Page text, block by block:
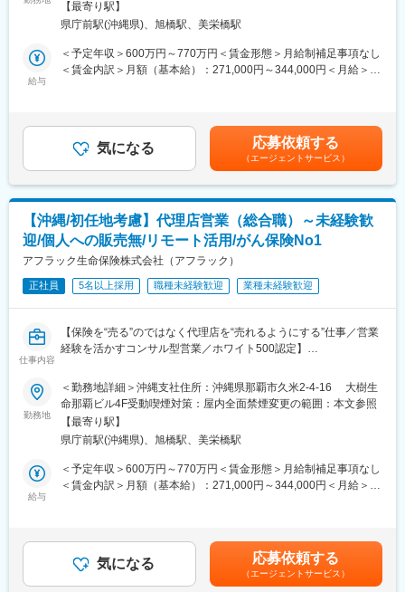
◆収入モデル：
「実績連動手当」「分配後手数料」「初動期手当（1年目のみ）」
の3つで構成。
支給される仕組みです。
応等、
担当者が1対1でフォローし、状況に合わせて丁寧にサポートしま
す。
◎自由な働き方 × 既契約者中心の安心営業
「家庭と両立しながら収入を確保したい」
「もう一度働きたいけど、無理のないスタートにしたい」
そんな方に最適なポジションです。
変更の範囲：会社の定める業務
行っていただけます。
■業務内容
アフラック商品を扱う代理店がお客様により良い保険提案ができ
るよう、販売促進や経営課題解決のためのコンサルティング営業
す。
■業務詳細
・同業他社やマーケット動向の分析
・保険契約事務に関する各種業務
※土日の対応について：
営業宛てに電話がかかってくることもありますが、代理店向け一
次受けのコールセンターを設置しています
【変更の範囲：会社の定める業務】
※会社が出向を指示した場合は出向先の定める業務となります
■評価制度
評価は「業績貢献評価」と「行動評価」に分かれています。
評価と報酬は連動しており、「業績貢献評価」は短期業績賞与、
賞与は年に3回あり、6月、12月賞与は固定ですが、3月の短期業
績賞与は全社業績と個人業績で変動します。
賞与の総支給月数は、およそ7.2～8.5か月となります。
■研修制度
ップをいただきます。
まずは先輩社員の商談への同行や、資料作成のサポートからお任
チャレンジできる制度が整っています。
実際に代理店営業から広報や商品開発、ITシステム、契約サービ
ス部門など幅広い部門へのキャリアチェンジが叶っています。
【最寄り駅】
県庁前駅(沖縄県)、旭橋駅、美栄橋駅
給与
＜予定年収＞600万円～770万円＜賃金形態＞月給制補足事項なし
＜賃金内訳＞月額（基本給）：271,000円～344,000円＜月給＞
です。※転居を伴う場合、別途転勤手当（4万円～6万円/月）と住
宅補助（例：6万円/月までの9割会社負担）の支給がございます。
賃金はあくまでも目安の金額であり、選考を通じて上下する可能
性があります。月給(月額)は固定手当を含めた表記です。
気になる 応募依頼する
（エージェントサービス）
【沖縄/初任地考慮】代理店営業（総合職）～未経験歓
迎/個人への販売無/リモート活用/がん保険No1
アフラック生命保険株式会社（アフラック）
正社員 5名以上採用 職種未経験歓迎 業種未経験歓迎
仕事内容
【保険を“売る”のではなく代理店を“売れるようにする”仕事／営業
経験を活かすコンサル型営業／ホワイト500認定】
代理店スタッフなど周囲を巻き込み成果を上げていく営業力が身
につきます。若手のうちから、販売戦略の企画や代理店経営者に
向けた提案を行ってていただけます。
■業務内容
全国8000店以上の販売代理店や提携金融機関がお客様により良い
保険提案ができるよう、販売促進や経営課題解決のためのコンサ
ルティング営業を行っていただきます。
・代理店の課題分析・解決策の提案
・同業他社やマーケット動向の分析
勤務地
＜勤務地詳細＞沖縄支社住所：沖縄県那覇市久米2-4-16 大樹生
命那覇ビル4F受動喫煙対策：屋内全面禁煙変更の範囲：本文参照
【最寄り駅】
県庁前駅(沖縄県)、旭橋駅、美栄橋駅
給与
＜予定年収＞600万円～770万円＜賃金形態＞月給制補足事項なし
＜賃金内訳＞月額（基本給）：271,000円～344,000円＜月給＞
です。※転居を伴う場合、別途転勤手当（4万円～6万円/月）と住
宅補助（例：6万円/月までの9割会社負担）の支給がございます。
賃金はあくまでも目安の金額であり、選考を通じて上下する可能
気になる 応募依頼する
（エージェントサービス）